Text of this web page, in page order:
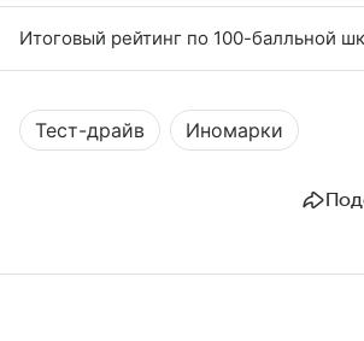
Итоговый рейтинг по 100-балльной
Тест-драйв Иномарки